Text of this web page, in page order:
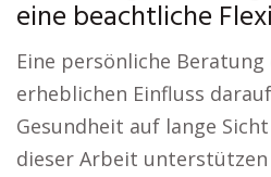
eine beachtliche
Eine persönliche
erheblichen Einfluss
Gesundheit auf lange
dieser Arbeit